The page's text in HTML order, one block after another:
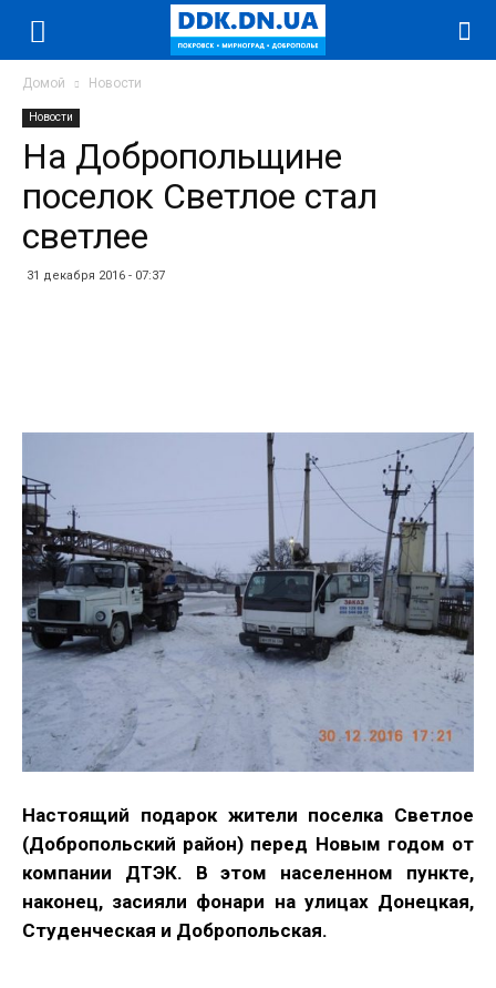
Домой Новости
Новости
На Добропольщине
поселок Светлое стал
светлее
31 декабря 2016 - 07:37
Настоящий подарок жители поселка Светлое
(Добропольский район) перед Новым годом от
компании ДТЭК. В этом населенном пункте,
наконец, засияли фонари на улицах Донецкая,
Студенческая и Добропольская.